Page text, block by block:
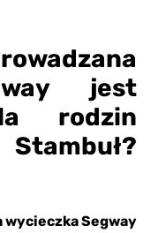
jest
rodzin
wycieczka Segway